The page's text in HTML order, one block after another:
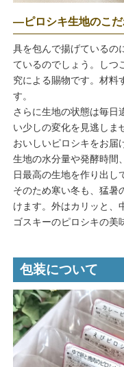
―ピロシキ生地のこ
具を包んで揚げているの
ているのでしょう。しつ
究による賜物です。材料
す。
さらに生地の状態は毎日
い少しの変化を見逃しま
おいしいピロシキをお届
生地の水分量や発酵時間
日最高の生地を作り出し
そのため寒い冬も、猛暑
けます。外はカリッと、
ゴスキーのピロシキの美
包装について